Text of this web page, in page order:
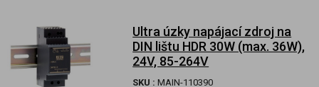
Ultra úzky napájací zdroj na
DIN lištu HDR 30W (max. 36W),
24V, 85-264V
SKU : MAIN-110390